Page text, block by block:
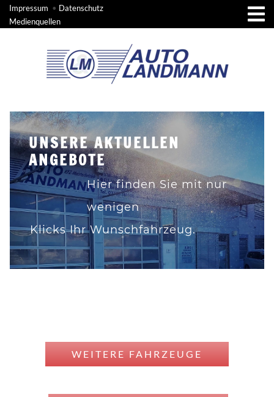
Impressum • Datenschutz
Medienquellen
UNSERE AKTUELLEN
ANGEBOTE
Hier finden Sie mit nur
wenigen
Klicks Ihr Wunschfahrzeug.
WEITERE FAHRZEUGE